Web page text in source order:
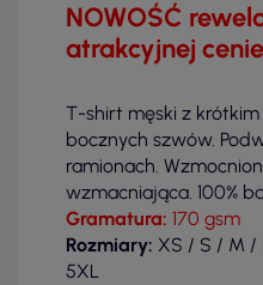
NOWOŚĆ
atrakcyjnej
T-shirt męski z krótkim
bocznych szwów.
ramionach.
wzmacniająca. 100%
Gramatura: 170 gsm
Rozmiary: XS / S / M /
5XL